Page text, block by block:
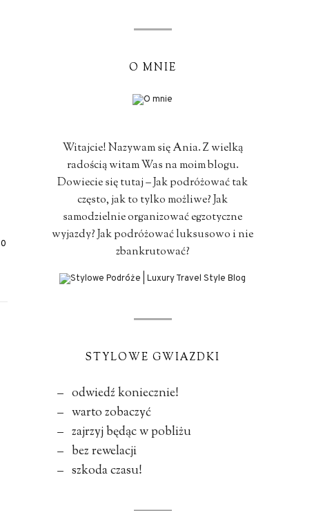
0
O MNIE
Witajcie! Nazywam się Ania. Z wielką
radością witam Was na moim blogu.
Dowiecie się tutaj – Jak podróżować tak
często, jak to tylko możliwe? Jak
samodzielnie organizować egzotyczne
wyjazdy? Jak podróżować luksusowo i nie
zbankrutować?
STYLOWE GWIAZDKI
– odwiedź koniecznie!
– warto zobaczyć
– zajrzyj będąc w pobliżu
– bez rewelacji
– szkoda czasu!